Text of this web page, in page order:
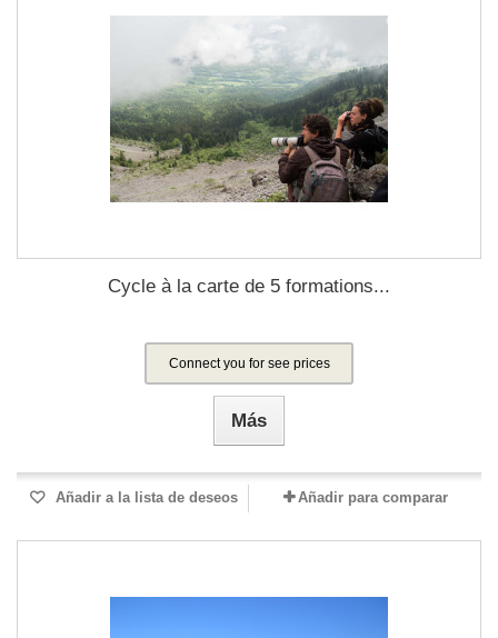
Cycle à la carte de 5 formations...
Connect you for see prices
Más
Añadir a la lista de deseos Añadir para comparar